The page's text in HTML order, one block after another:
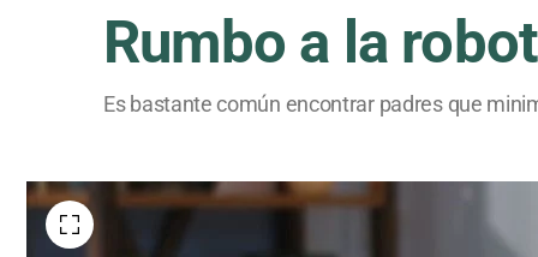
Rumbo a la
Es bastante común encontrar padres que